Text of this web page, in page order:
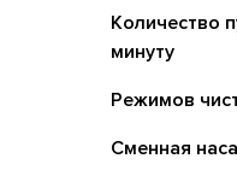
Количество
минуту
Режимов
Сменная